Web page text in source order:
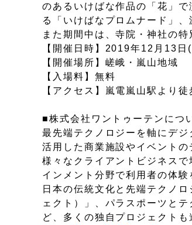
のあるいけばな作品の「花」
る「いけばなプロムナード」
また期間中は、寺院・神社の
【開催日時】2019年12月13
【開催場所】嵯峨・嵐山地域
【入場料】無料
【アクセス】嵐電嵐山駅より
■株式会社ワントゥーテンにつ
最先端テクノロジーを軸にデ
活用した商業施設やイベント
様々なクライアントビジネス
インメント分野で利用者の体験
日本の伝統文化と先端テクノ
ェクト）」、パラスポーツと
ど、多くの独自プロジェクトも